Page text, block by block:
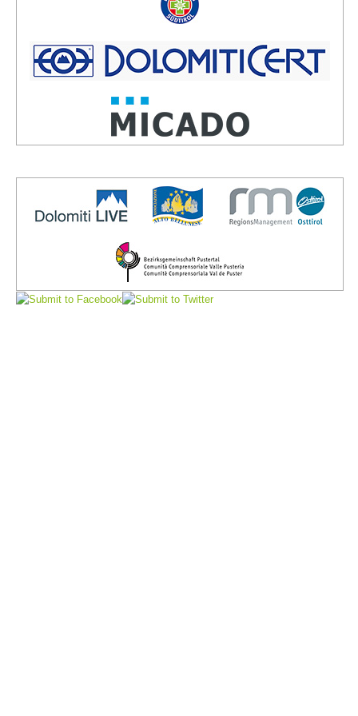
Direction